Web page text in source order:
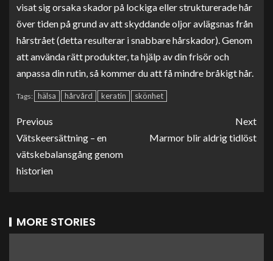
visat sig orsaka skador på lockiga eller strukturerade hår
över tiden på grund av att skyddande oljor avlägsnas från
hårstrået (detta resulterar i snabbare hårskador). Genom
att använda rätt produkter, ta hjälp av din frisör och
anpassa din rutin, så kommer du att få mindre bråkigt hår.
Tags: hälsa hårvård keratin skönhet
Previous
Vätskeersättning – en
vätskebalansgång genom
historien
Next
Marmor blir aldrig tidlöst
MORE STORIES